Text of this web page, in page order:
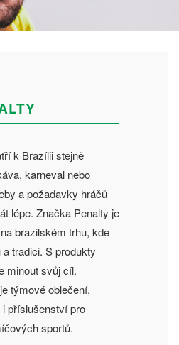
k Brazílii stejně
karneval nebo
a požadavky hráčů
lépe. Značka Penalty je
brazilském trhu, kde
tradici. S produkty
minout svůj cíl.
týmové oblečení,
příslušenství pro
sportů.